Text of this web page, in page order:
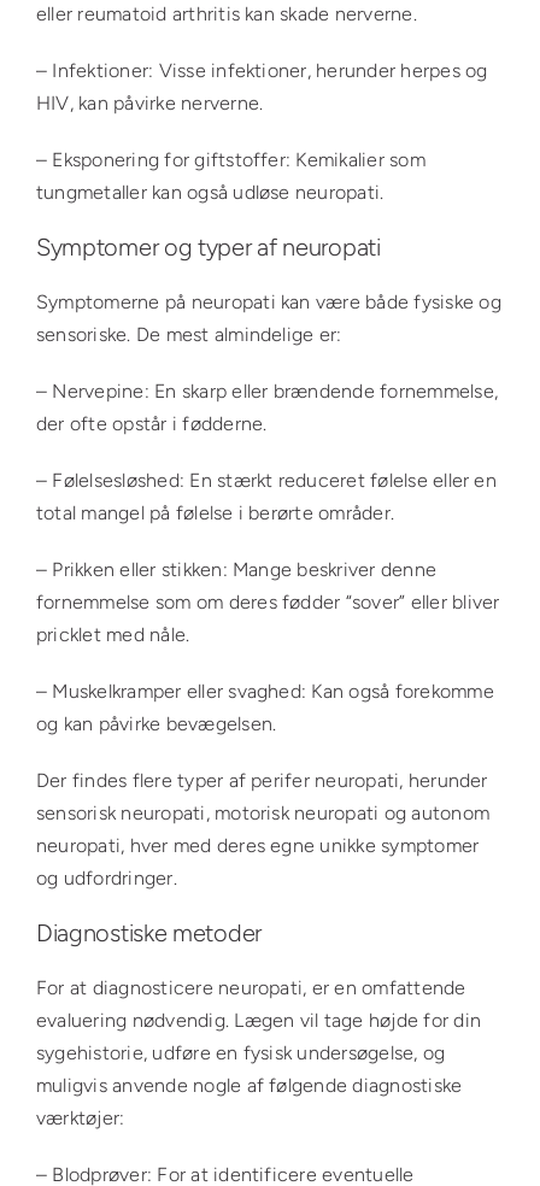
eller reumatoid arthritis kan skade nerverne.
– Infektioner: Visse infektioner, herunder herpes og
HIV, kan påvirke nerverne.
– Eksponering for giftstoffer: Kemikalier som
tungmetaller kan også udløse neuropati.
Symptomer og typer af neuropati
Symptomerne på neuropati kan være både fysiske og
sensoriske. De mest almindelige er:
– Nervepine: En skarp eller brændende fornemmelse,
der ofte opstår i fødderne.
– Følelsesløshed: En stærkt reduceret følelse eller en
total mangel på følelse i berørte områder.
– Prikken eller stikken: Mange beskriver denne
fornemmelse som om deres fødder “sover” eller bliver
pricklet med nåle.
– Muskelkramper eller svaghed: Kan også forekomme
og kan påvirke bevægelsen.
Der findes flere typer af perifer neuropati, herunder
sensorisk neuropati, motorisk neuropati og autonom
neuropati, hver med deres egne unikke symptomer
og udfordringer.
Diagnostiske metoder
For at diagnosticere neuropati, er en omfattende
evaluering nødvendig. Lægen vil tage højde for din
sygehistorie, udføre en fysisk undersøgelse, og
muligvis anvende nogle af følgende diagnostiske
værktøjer:
– Blodprøver: For at identificere eventuelle